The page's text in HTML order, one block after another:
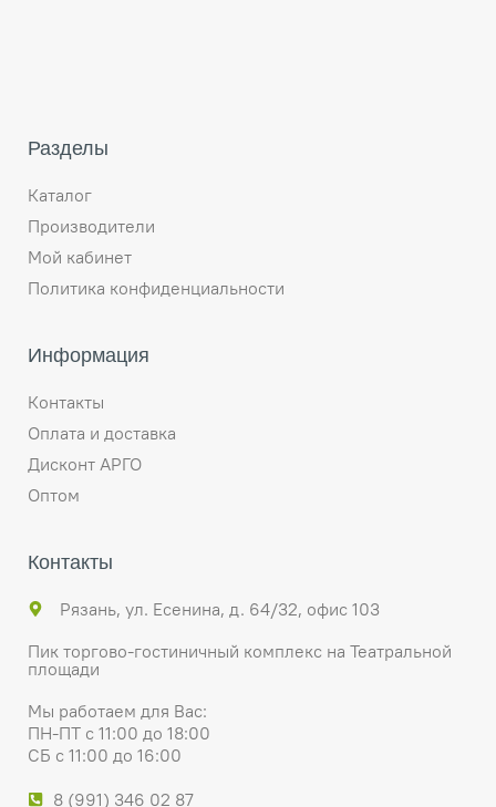
Разделы
Каталог
Производители
Мой кабинет
Политика конфиденциальности
Информация
Контакты
Оплата и доставка
Дисконт АРГО
Оптом
Контакты
Рязань, ул. Есенина, д. 64/32, офис 103
Пик торгово-гостиничный комплекс на Театральной
площади
Мы работаем для Вас:
ПН-ПТ с 11:00 до 18:00
СБ с 11:00 до 16:00
8 (991) 346 02 87